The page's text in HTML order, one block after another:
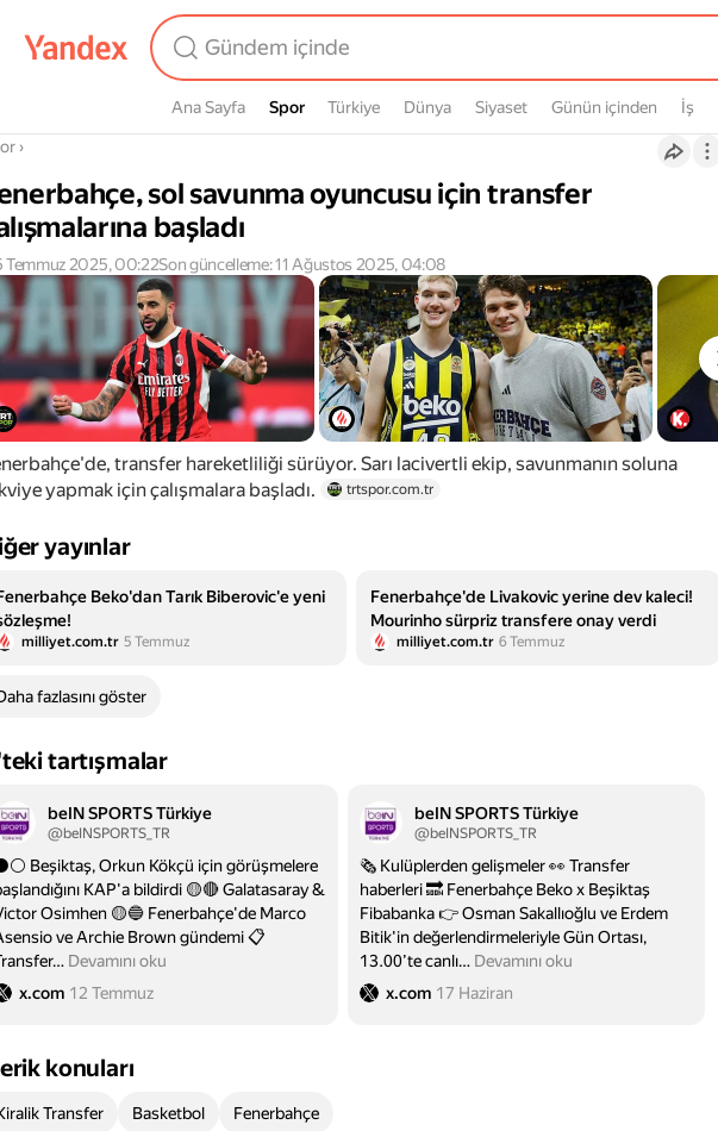
Ana Sayfa Spor
Spor Türkiye Dünya Siyaset Günün içinden İş
›
sol savunma oyuncusu için transfer
başladı
Temmuz 2025, 00:22Son güncelleme: 11 Ağustos 2025, 04:08
transfer hareketliliği sürüyor. Sarı lacivertli ekip, savunmanın soluna
yapmak için çalışmalara başladı.
trtspor.com.tr
yayınlar
Beko'dan Tarık Biberovic'e yeni
milliyet.com.tr 5 Temmuz
Fenerbahçe'de Livakovic yerine dev kaleci!
Mourinho sürpriz transfere onay verdi
milliyet.com.tr 6 Temmuz
fazlasını göster
tartışmalar
beIN SPORTS Türkiye
@beINSPORTS_TR
Beşiktaş, Orkun Kökçü için görüşmelere
KAP'a bildirdi 🟡🔴 Galatasaray &
Osimhen 🟡🔵 Fenerbahçe'de Marco
ve Archie Brown gündemi 📋
… Devamını oku
x.com 12 Temmuz
beIN SPORTS Türkiye
@beINSPORTS_TR
🗞 Kulüplerden gelişmeler 👀 Transfer
haberleri 🔜 Fenerbahçe Beko x Beşiktaş
Fibabanka 👉 Osman Sakallıoğlu ve Erdem
Bitik'in değerlendirmeleriyle Gün Ortası,
13.00’te canlı… Devamını oku
x.com 17 Haziran
konuları
Transfer Basketbol Fenerbahçe